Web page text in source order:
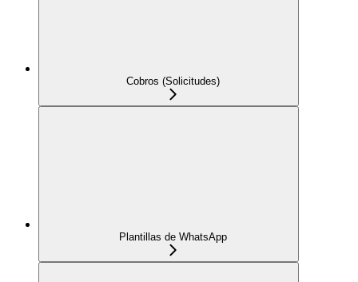
Cobros (Solicitudes)
Plantillas de WhatsApp